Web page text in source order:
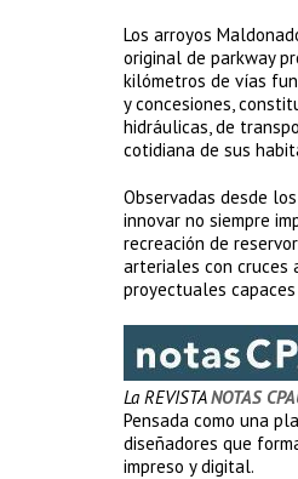
Los arroyos
original de parkway
kilómetros de vías
y concesiones,
hidráulicas, de
cotidiana de sus
Observadas desde
innovar no siempre
recreación de
arteriales con cruces
proyectuales
La REVISTANOTAS
Pensada como una
diseñadores que
impreso y digital.